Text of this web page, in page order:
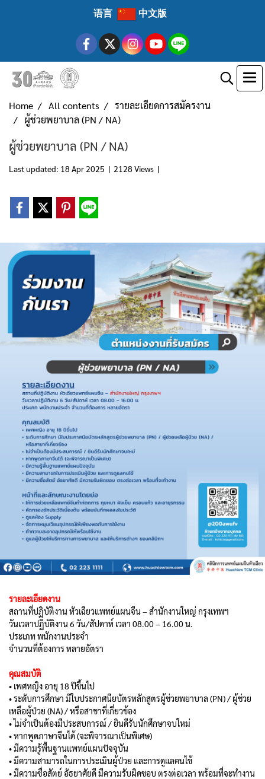
语言 中文版
Home All contents
รายละเอียดการสมัครงาน
ผู้ช่วยพยาบาล (PN / NA)
ผู้ช่วยพยาบาล (PN / NA)
Last updated: 18 Apr 2025 | 2128 Views |
รายละเอียดงาน
สถานที่ปฏิบัติงาน หัวเฉียวแพทย์แผนจีน – สำนักงานใหญ่ กรุงเทพฯ
วันเวลาปฏิบัติงาน 6 วัน/สัปดาห์ เวลา 08.00 – 16.00 น.
ประเภท พนักงานประจำ
จำนวนที่ต้องการ หลายอัตรา
คุณสมบัติ
• เพศหญิง อายุ 18 ปีขึ้นไป
• ระดับการศึกษา มีใบประกาศนียบัตรหลักสูตรผู้ช่วยพยาบาล (PN) / ผู้ช่วย
เหลือผู้ป่วย (NA) / หรือสาขาที่เกี่ยวข้อง
• ไม่จำเป็นต้องมีประสบการณ์ / ยินดีรับนักศึกษาจบใหม่
• หากพูดภาษาจีนได้ (จะพิจารณาเป็นพิเศษ)
• มีความรู้พื้นฐานแพทย์แผนปัจจุบัน
• มีความสามารถในการประเมินผู้ป่วย และการดูแลคนไข้
• มีความซื่อสัตย์ อัธยาศัยดี มีความรับผิดชอบ ตรงต่อเวลา พร้อมที่จะทำงาน